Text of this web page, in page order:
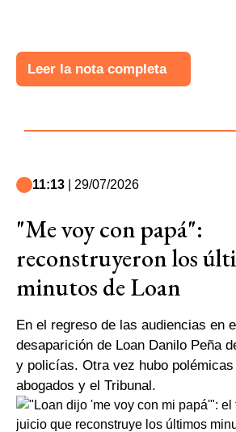
Leer la nota completa
11:13 | 29/07/2026
"Me voy con papá":
reconstruyeron los
minutos de Loan
En el regreso de las audiencias en
desaparición de Loan Danilo Peña
y policías. Otra vez hubo
abogados y el Tribunal.